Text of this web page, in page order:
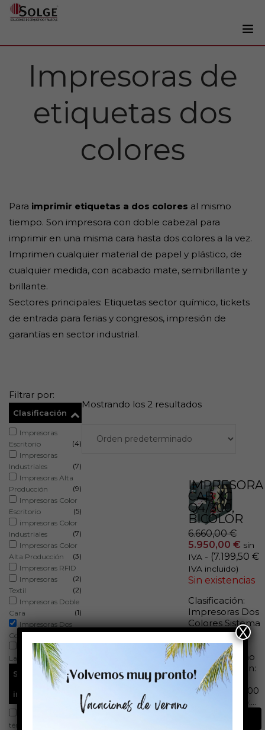
Etiquetadoras
Etiquetas
Servicios
+34 93 241 22 21
Impresoras de
etiquetas dos
colores
Para imprimir etiquetas a dos colores al mismo
tiempo. Son impresora con doble cabezal para
imprimir en una misma cara hasta dos colores a la vez.
Imprimen cualquier material de papel y plástico, de
cualquier medida, con acabado mate, semibrillante y
brillante.
Sectores principales: Etiquetas sector químico, tickets
de entrada para ferias y congresos, impresión de
garantías en sector industrial.
Filtrar por:
Clasificación
Impresoras
Escritorio
(4)
Impresoras
Industriales
(7)
Impresoras Alta
Producción
(9)
Impresoras Color
Escritorio
(5)
impresoras Color
Industriales
(7)
Impresoras Color
Alta Producción
(3)
Impresoras RFID
(2)
Impresoras
Textil
(2)
Impresoras Doble
Cara
(1)
Impresoras Dos
Colores
(2)
Impresoras
Laboratorio
Sistema de
impresión
térmica
Mostrando los 2 resultados
IMPRESORA
CAB XC
Q4/300,
BICOLOR
6.660,00€
5.950,00 € sin
IVA - (7.199,50 €
IVA incluido)
Sin existencias
Clasificación:
Impresoras Dos
Colores Sistema
impresión:
Transferencia
térmica Ancho
max.impresión:
105,70
Resolución: 300
dpi Bobinado:...
X